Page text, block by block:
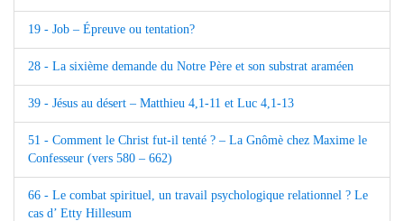
19 - Job – Épreuve ou tentation?
28 - La sixième demande du Notre Père et son substrat araméen
39 - Jésus au désert – Matthieu 4,1-11 et Luc 4,1-13
51 - Comment le Christ fut-il tenté ? – La Gnômè chez Maxime le
Confesseur (vers 580 – 662)
66 - Le combat spirituel, un travail psychologique relationnel ? Le
cas d’ Etty Hillesum